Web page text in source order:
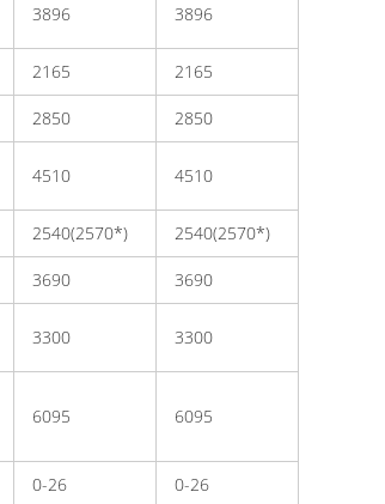
3896 3896
2165 2165
2850 2850
4510 4510
2540(2570*) 2540(2570*)
3690 3690
3300 3300
6095 6095
0-26 0-26